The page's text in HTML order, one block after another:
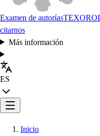
Examen de autoríasTEXORO
citarnos
Más información
ES
Inicio